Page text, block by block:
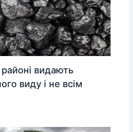
видають
виду і не всім